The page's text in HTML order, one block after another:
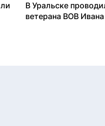
В Уральске
ветерана ВОВ Ивана